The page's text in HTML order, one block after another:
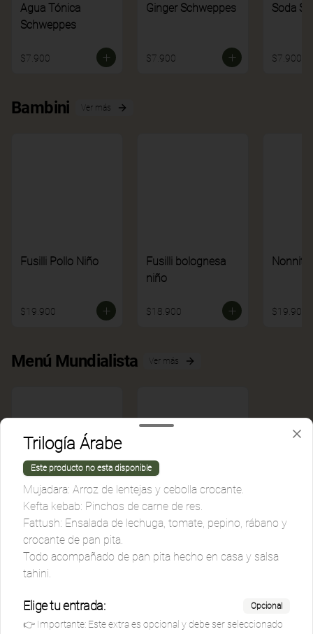
Agua Tónica
Schweppes
$7.900
Ginger Schweppes
$7.900
Soda
$7.900
Bambini Ver más
Fusilli Pollo Niño
$19.900
Fusilli bolognesa
niño
$18.900 $19.900
Menú Mundialista Ver más
cocacola lata
Ver más
Trilogía Árabe
Este producto no esta disponible
Mujadara: Arroz de lentejas y cebolla crocante.
Kefta kebab: Pinchos de carne de res.
Fattush: Ensalada de lechuga, tomate, pepino, rábano y
crocante de pan pita.
Todo acompañado de pan pita hecho en casa y salsa
tahini.
Elige tu entrada: Opcional
👉 Importante: Este extra es opcional y debe ser seleccionado